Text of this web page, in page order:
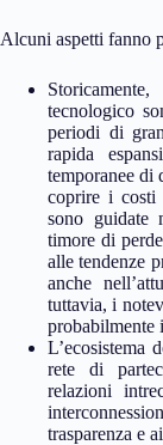
Alcuni aspetti fanno
tecnologico
periodi di
rapida
temporanee di
coprire i costi
sono guidate
timore di
alle tendenze
anche
tuttavia, i
probabilmente
L’ecosistema
rete di
relazioni
trasparenza e